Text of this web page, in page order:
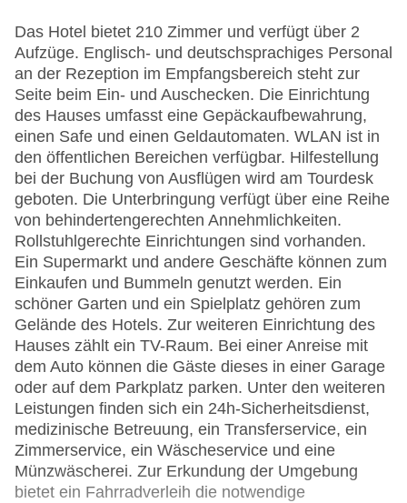
Das Hotel bietet 210 Zimmer und verfügt über 2
Aufzüge. Englisch- und deutschsprachiges Personal
an der Rezeption im Empfangsbereich steht zur
Seite beim Ein- und Auschecken. Die Einrichtung
des Hauses umfasst eine Gepäckaufbewahrung,
einen Safe und einen Geldautomaten. WLAN ist in
den öffentlichen Bereichen verfügbar. Hilfestellung
bei der Buchung von Ausflügen wird am Tourdesk
geboten. Die Unterbringung verfügt über eine Reihe
von behindertengerechten Annehmlichkeiten.
Rollstuhlgerechte Einrichtungen sind vorhanden.
Ein Supermarkt und andere Geschäfte können zum
Einkaufen und Bummeln genutzt werden. Ein
schöner Garten und ein Spielplatz gehören zum
Gelände des Hotels. Zur weiteren Einrichtung des
Hauses zählt ein TV-Raum. Bei einer Anreise mit
dem Auto können die Gäste dieses in einer Garage
oder auf dem Parkplatz parken. Unter den weiteren
Leistungen finden sich ein 24h-Sicherheitsdienst,
medizinische Betreuung, ein Transferservice, ein
Zimmerservice, ein Wäscheservice und eine
Münzwäscherei. Zur Erkundung der Umgebung
bietet ein Fahrradverleih die notwendige